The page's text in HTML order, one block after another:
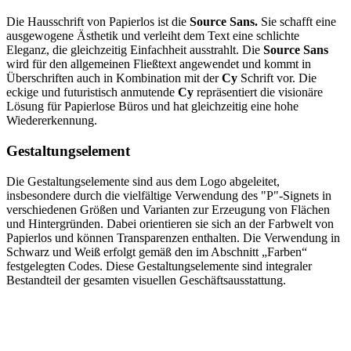
Die Hausschrift von Papierlos ist die Source Sans. Sie schafft eine
ausgewogene Ästhetik und verleiht dem Text eine schlichte
Eleganz, die gleichzeitig Einfachheit ausstrahlt. Die Source Sans
wird für den allgemeinen Fließtext angewendet und kommt in
Überschriften auch in Kombination mit derCy Schrift vor. Die
eckige und futuristisch anmutende Cy repräsentiert die visionäre
Lösung für Papierlose Büros und hat gleichzeitig eine hohe
Wiedererkennung.
Gestaltungselement
Die Gestaltungselemente sind aus dem Logo abgeleitet,
insbesondere durch die vielfältige Verwendung des "P"-Signets in
verschiedenen Größen und Varianten zur Erzeugung von Flächen
und Hintergründen. Dabei orientieren sie sich an der Farbwelt von
Papierlos und können Transparenzen enthalten. Die Verwendung in
Schwarz und Weiß erfolgt gemäß den im Abschnitt „Farben“
festgelegten Codes. Diese Gestaltungselemente sind integraler
Bestandteil der gesamten visuellen Geschäftsausstattung.